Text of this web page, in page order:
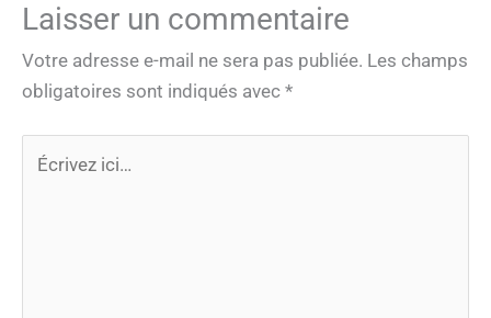
Laisser un commentaire
Votre adresse e-mail ne sera pas publiée. Les champs
obligatoires sont indiqués avec *